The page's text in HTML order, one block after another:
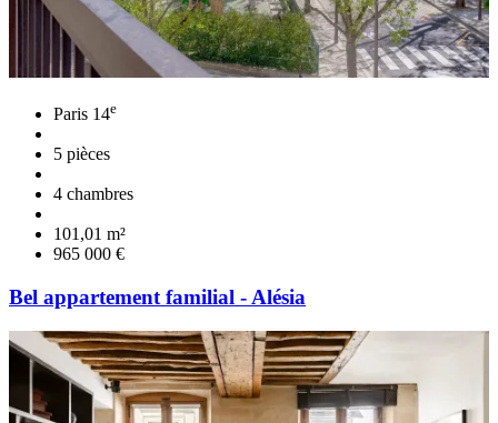
Paris 14e
5 pièces
4 chambres
101,01 m²
965 000 €
Bel appartement familial - Alésia